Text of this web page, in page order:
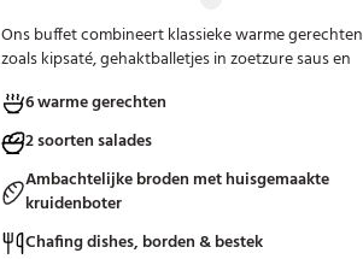
Ons buffet combineert klassieke warme gerechten
zoals kipsaté, gehaktballetjes in zoetzure saus en
aardappelen, rijst en seizoensgroenten. Afgerond
met frisse rauwkost, gemengde salades en vers
brood met kruidenboter voor een compleet en
smaakvol geheel.
Mogelijk te bestellen zonder borden en bestek!
6 warme gerechten
2 soorten salades
Ambachtelijke broden met huisgemaakte
kruidenboter
Chafing dishes, borden & bestek